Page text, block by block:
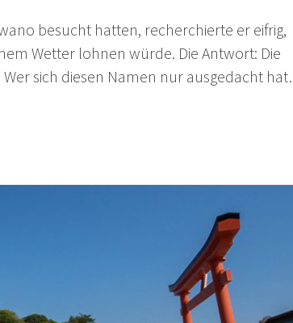
besucht hatten, recherchierte er eifrig,
Wetter lohnen würde. Die Antwort: Die
sich diesen Namen nur ausgedacht